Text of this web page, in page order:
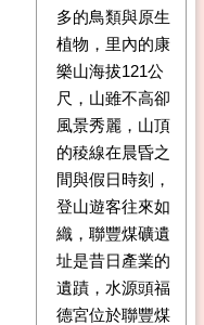
多的鳥類與原生
植物，里內的康
樂山海拔121公
尺，山雖不高卻
風景秀麗，山頂
的稜線在晨昏之
間與假日時刻，
登山遊客往來如
織，聯豐煤礦遺
址是昔日產業的
遺蹟，水源頭福
德宮位於聯豐煤